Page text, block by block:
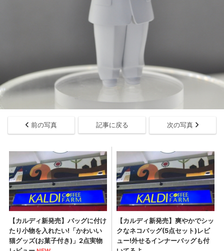
前の写真 記事に戻る 次の写真